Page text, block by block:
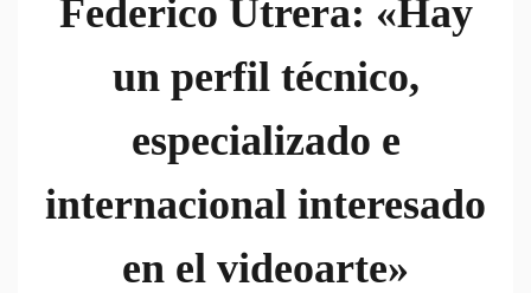
Federico Utrera: «Hay
un perfil técnico,
especializado e
internacional interesado
en el videoarte»